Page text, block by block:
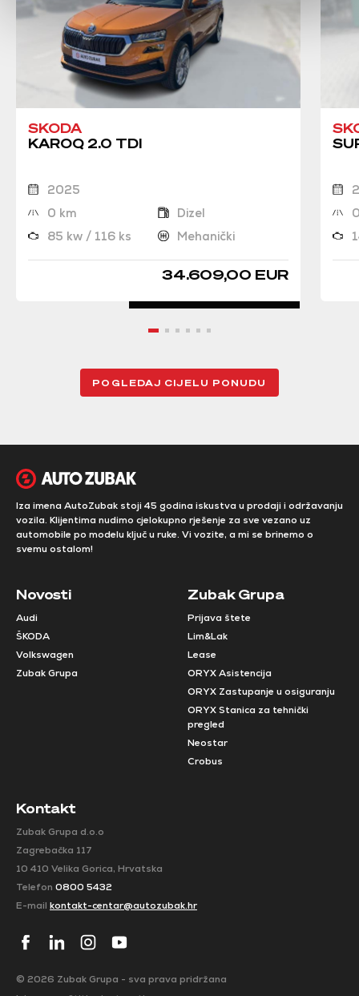
SKODA
KAROQ 2.0 TDI
2025
0 km
Dizel
85 kw / 116 ks
Mehanički
34.609,00 EUR
POGLEDAJ CIJELU PONUDU
Iza imena AutoZubak stoji 45 godina iskustva u prodaji i održavanju
vozila. Klijentima nudimo cjelokupno rješenje za sve vezano uz
automobile po modelu ključ u ruke. Vi vozite, a mi se brinemo o
svemu ostalom!
Novosti
Audi
ŠKODA
Volkswagen
Zubak Grupa
Zubak Grupa
Prijava štete
Lim&Lak
Lease
ORYX Asistencija
ORYX Zastupanje u osiguranju
ORYX Stanica za tehnički
pregled
Neostar
Crobus
Kontakt
Zubak Grupa d.o.o
Zagrebačka 117
10 410 Velika Gorica, Hrvatska
Telefon 0800 5432
E-mail kontakt-centar@autozubak.hr
© 2026 Zubak Grupa - sva prava pridržana